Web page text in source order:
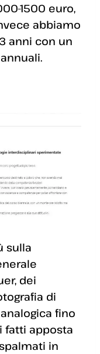
1500 euro,
abbiamo
anni con un
sulla
dei
di
fino
fatti apposta
in